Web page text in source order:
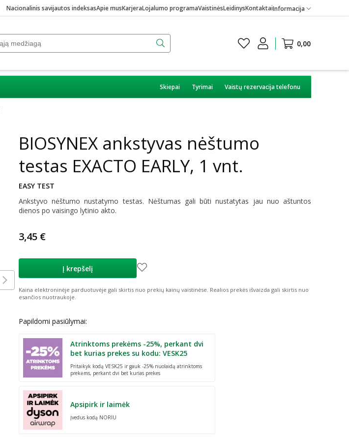
Nacionalinis savijautos indeksasApie musKarjeraLojalumo programaVaistinėsLeidinysKontaktaiInformacija
0,00
Skiepai Tyrimai Vaistų rezervacija telefonu
BIOSYNEX ankstyvas nėštumo
testas EXACTO EARLY, 1 vnt.
EASY TEST
Ankstyvo nėštumo nustatymo testas. Nėštumas gali būti nustatytas jau nuo aštuntos
dienos po vaisingo lytinio akto.
3,45 €
Į krepšelį
Kaina elektroninėje parduotuvėje gali skirtis nuo prekių kainų vaistinėse. Realios prekės išvaizda gali skirtis nuo
esančios nuotraukoje.
Papildomi pasiūlymai:
Atrinktoms prekėms -25%, perkant dvi
bet kurias prekes su kodu: VESK25
Pritaikyk kodą VESK25 ir gauk -25% nuolaidą atrinktoms
prekėms, perkant dvi bet kurias prekes
Apsipirk ir laimėk
Įvedus kodą NORIU